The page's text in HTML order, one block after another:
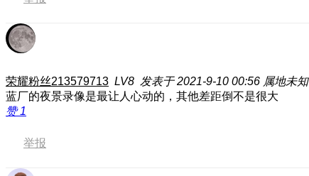
荣耀粉丝213579713 LV8 发表于 2021-9-10 00:56 属地未知
蓝厂的夜景录像是最让人心动的，其他差距倒不是很大
赞1
举报